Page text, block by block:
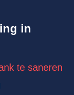
in
te saneren